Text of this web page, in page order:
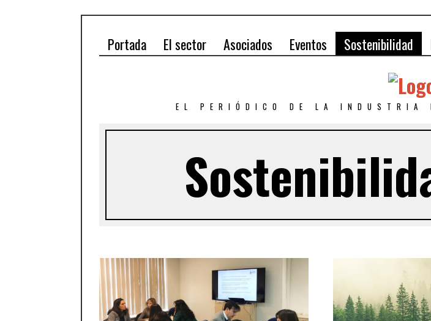
Portada El sector Asociados Eventos Sostenibilidad
EL PERIÓDICO DE LA INDUSTRIA